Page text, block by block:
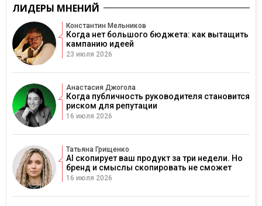
ЛИДЕРЫ МНЕНИЙ
Константин Мельников
Когда нет большого бюджета: как вытащить
кампанию идеей
23 июля 2026
Анастасия Джогола
Когда публичность руководителя становится
риском для репутации
16 июля 2026
Татьяна Грищенко
AI скопирует ваш продукт за три недели. Но
бренд и смыслы скопировать не сможет
16 июля 2026